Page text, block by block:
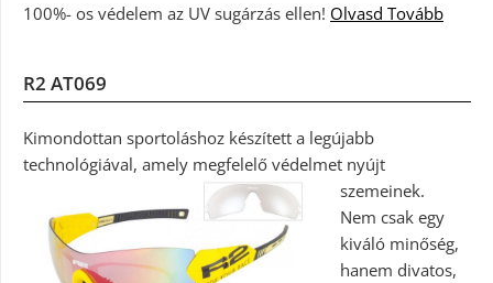
100%- os védelem az UV sugárzás ellen! Olvasd Tovább
R2 AT069
Kimondottan sportoláshoz készített a legújabb
technológiával, amely megfelelő védelmet nyújt
szemeinek.
Nem csak egy
kiváló minőség,
hanem divatos,